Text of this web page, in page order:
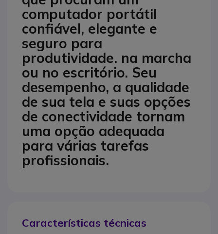
computador portátil
confiável, elegante e
seguro para
produtividade. na marcha
ou no escritório. Seu
desempenho, a qualidade
de sua tela e suas opções
de conectividade tornam
uma opção adequada
para várias tarefas
profissionais.
Características técnicas